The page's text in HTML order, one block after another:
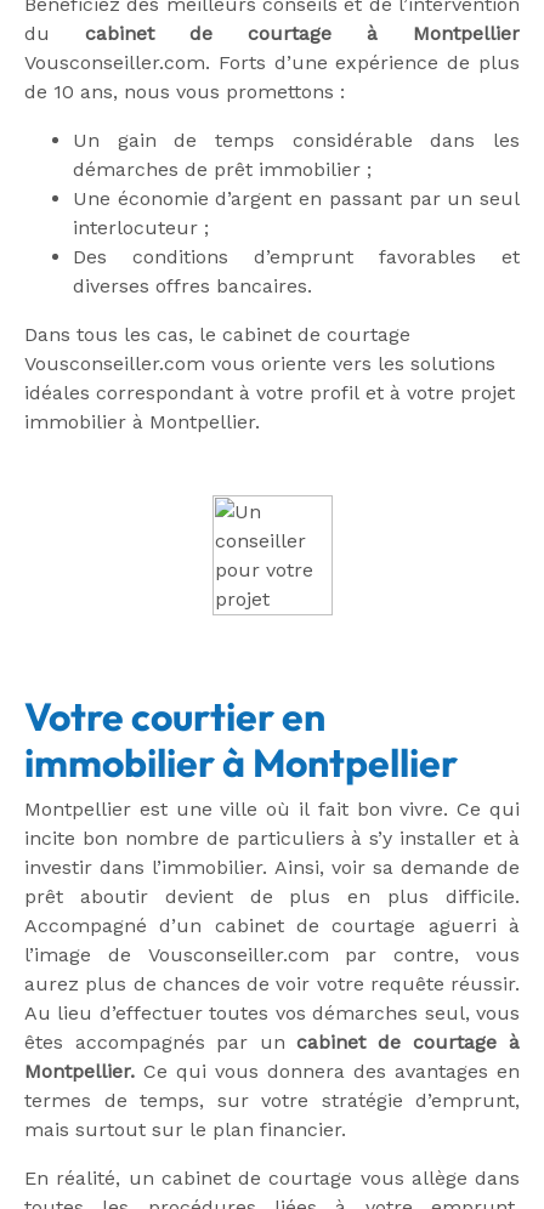
du cabinet de courtage à Montpellier
Vousconseiller.com. Forts d’une expérience de plus
de 10 ans, nous vous promettons :
Un gain de temps considérable dans les
démarches de prêt immobilier ;
Une économie d’argent en passant par un seul
interlocuteur ;
Des conditions d’emprunt favorables et
diverses offres bancaires.
Dans tous les cas, le cabinet de courtage
Vousconseiller.com vous oriente vers les solutions
idéales correspondant à votre profil et à votre projet
immobilier à Montpellier.
Votre courtier en
immobilier à Montpellier
Montpellier est une ville où il fait bon vivre. Ce qui
incite bon nombre de particuliers à s’y installer et à
investir dans l’immobilier. Ainsi, voir sa demande de
prêt aboutir devient de plus en plus difficile.
Accompagné d’un cabinet de courtage aguerri à
l’image de Vousconseiller.com par contre, vous
aurez plus de chances de voir votre requête réussir.
Au lieu d’effectuer toutes vos démarches seul, vous
êtes accompagnés par un cabinet de courtage à
Montpellier. Ce qui vous donnera des avantages en
termes de temps, sur votre stratégie d’emprunt,
mais surtout sur le plan financier.
En réalité, un cabinet de courtage vous allège dans